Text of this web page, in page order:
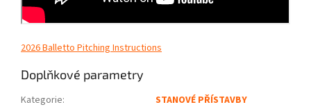
2026 Balletto Pitching Instructions
Doplňkové parametry
Kategorie:
STANOVÉ PŘÍSTAVBY